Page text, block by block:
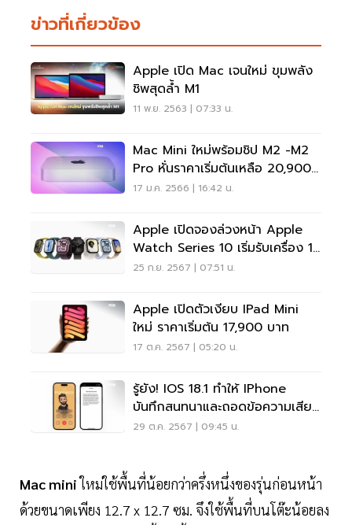
ข่าวที่เกี่ยวข้อง
Apple เปิด Mac เจนใหม่ ขุมพลัง
ชิพสุดล้ำ M1
11 พ.ย. 2563 | 07:33 น.
Mac Mini ใหม่พร้อมชิป M2 -M2
Pro หั่นราคาเริ่มต้นเหลือ 20,900
บาท
17 ม.ค. 2566 | 16:42 น.
Apple เปิดจองล่วงหน้า Apple
Watch Series 10 เริ่มรับเครื่อง 18
ต.ค.
25 ก.ย. 2567 | 07:51 น.
Apple เปิดตัวเงียบ IPad Mini
ใหม่ ราคาเริ่มต้น 17,900 บาท
17 ต.ค. 2567 | 05:20 น.
รู้ยัง! IOS 18.1 ทำให้ IPhone
บันทึกสนทนาและถอดข้อความเสียง
ได้
29 ต.ค. 2567 | 09:45 น.
Mac miniใหม่ใช้พื้นที่น้อยกว่าครึ่งหนึ่งของรุ่นก่อนหน้า
ด้วยขนาดเพียง 12.7 x 12.7 ซม. จึงใช้พื้นที่บนโต๊ะน้อยลง